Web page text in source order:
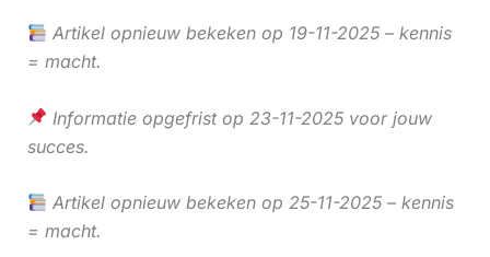
Artikel opnieuw bekeken op 19-11-2025 – kennis
= macht.
Informatie opgefrist op 23-11-2025 voor jouw
succes.
Artikel opnieuw bekeken op 25-11-2025 – kennis
= macht.